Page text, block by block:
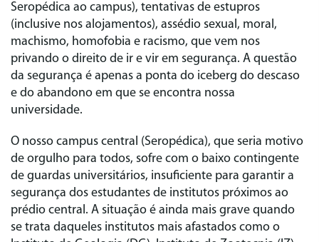
Seropédica ao campus), tentativas de estupros
(inclusive nos alojamentos), assédio sexual, moral,
machismo, homofobia e racismo, que vem nos
privando o direito de ir e vir em segurança. A questão
da segurança é apenas a ponta do iceberg do descaso
e do abandono em que se encontra nossa
universidade.
O nosso campus central (Seropédica), que seria motivo
de orgulho para todos, sofre com o baixo contingente
de guardas universitários, insuficiente para garantir a
segurança dos estudantes de institutos próximos ao
prédio central. A situação é ainda mais grave quando
se trata daqueles institutos mais afastados como o